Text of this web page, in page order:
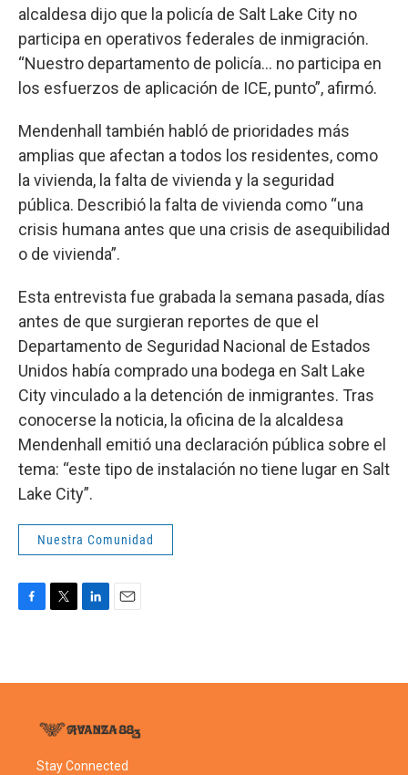
alcaldesa dijo que la policía de Salt Lake City no
participa en operativos federales de inmigración.
“Nuestro departamento de policía… no participa en
los esfuerzos de aplicación de ICE, punto”, afirmó.
Mendenhall también habló de prioridades más
amplias que afectan a todos los residentes, como
la vivienda, la falta de vivienda y la seguridad
pública. Describió la falta de vivienda como “una
crisis humana antes que una crisis de asequibilidad
o de vivienda”.
Esta entrevista fue grabada la semana pasada, días
antes de que surgieran reportes de que el
Departamento de Seguridad Nacional de Estados
Unidos había comprado una bodega en Salt Lake
City vinculado a la detención de inmigrantes. Tras
conocerse la noticia, la oficina de la alcaldesa
Mendenhall emitió una declaración pública sobre el
tema: “este tipo de instalación no tiene lugar en Salt
Lake City”.
Nuestra Comunidad
b
t
e
n
l
Stay Connected